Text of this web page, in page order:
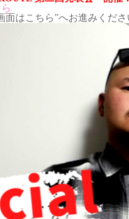
面はこちら”へお進みくだ